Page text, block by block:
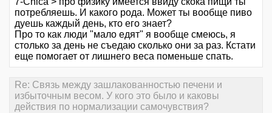
потребляешь. И какого рода. Может ты вообще пиво
дуешь каждый день, кто его знает?
Про то как люди "мало едят" я вообще смеюсь, я
столько за день не съедаю сколько они за раз. Кстати
еще помогает от лишнего веса поменьше спать.
Re: Связь между зашлакованностью печени и
избыточным весом. У кого это было и каковы
действия по нормализации самочувствия?